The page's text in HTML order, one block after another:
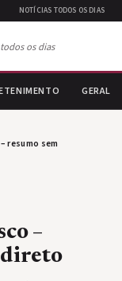
NOTÍCIAS TODOS OS DIAS
os dias
GERAL
resumo sem
–
direto